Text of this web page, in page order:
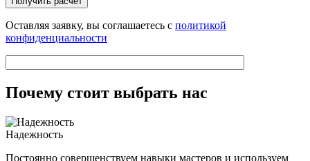
Оставляя заявку, вы соглашаетесь с политикой
конфиденциальности
Почему стоит выбрать нас
Надежность
Постоянно совершенствуем навыки мастеров и используем